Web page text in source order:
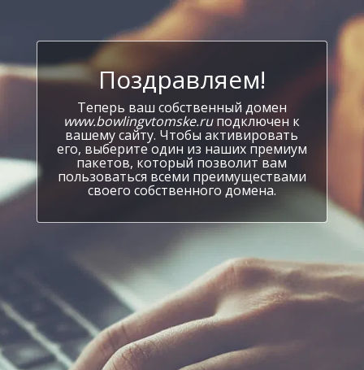
Поздравляем!
Теперь ваш собственный домен
www.bowlingvtomske.ruподключен к
вашему сайту. Чтобы активировать
его, выберите один из наших премиум
пакетов, который позволит вам
пользоваться всеми преимуществами
своего собственного домена.